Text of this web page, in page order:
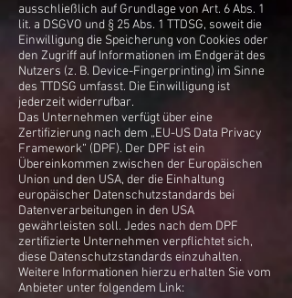
ausschließlich auf Grundlage von Art. 6 Abs. 1
lit. a DSGVO und § 25 Abs. 1 TTDSG, soweit die
Einwilligung die Speicherung von Cookies oder
den Zugriff auf Informationen im Endgerät des
Nutzers (z. B. Device-Fingerprinting) im Sinne
des TTDSG umfasst. Die Einwilligung ist
jederzeit widerrufbar.
Das Unternehmen verfügt über eine
Zertifizierung nach dem „EU-US Data Privacy
Framework“ (DPF). Der DPF ist ein
Übereinkommen zwischen der Europäischen
Union und den USA, der die Einhaltung
europäischer Datenschutzstandards bei
Datenverarbeitungen in den USA
gewährleisten soll. Jedes nach dem DPF
zertifizierte Unternehmen verpflichtet sich,
diese Datenschutzstandards einzuhalten.
Weitere Informationen hierzu erhalten Sie vom
Anbieter unter folgendem Link: